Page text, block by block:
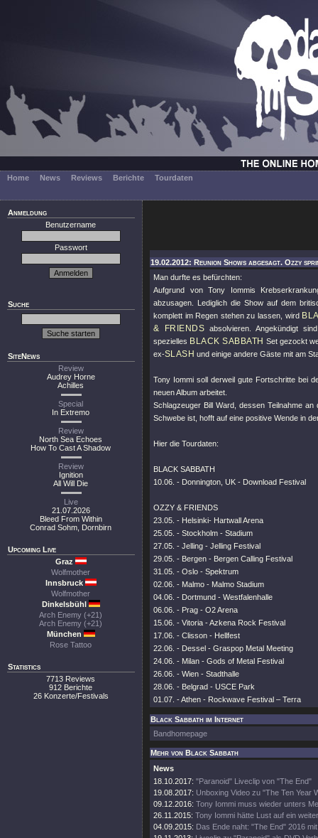
Home News Reviews Berichte Tourdaten
Anmeldung
Benutzername
Passwort
Suche
SiteNews
Review
Audrey Horne
Achilles
Special
In Extremo
Review
North Sea Echoes
How To Cast A Shadow
Review
Ignition
All Will Die
Live
21.07.2026
Bleed From Within
Conrad Sohm, Dornbirn
Upcoming Live
Graz
Wolfmother
Innsbruck
Wolfmother
Dinkelsbühl
Arch Enemy (+21)
Arch Enemy (+21)
München
Rose Tattoo
Statistics
7713 Reviews
912 Berichte
26 Konzerte/Festivals
19.02.2012: Reunion Shows abgesagt. Ozzy
Man durfte es befürchten:
Aufgrund von Tony Iommis
abzusagen. Lediglich die Show auf dem
komplett im Regen stehen zu lassen, wird
& FRIENDS absolvieren. Angekündigt
spezielles BLACK SABBATH Set gezockt
ex-SLASH und einige andere Gäste mit am
Tony Iommi soll derweil gute Fortschritte bei
neuen Album arbeitet.
Schlagzeuger Bill Ward, dessen Teilnahme
Schwebe ist, hofft auf eine positive Wende in
Hier die Tourdaten:
BLACK SABBATH
10.06. - Donnington, UK - Download Festival
OZZY & FRIENDS
23.05. - Helsinki- Hartwall Arena
25.05. - Stockholm - Stadium
27.05. - Jelling - Jelling Festival
29.05. - Bergen - Bergen Calling Festival
31.05. - Oslo - Spektrum
02.06. - Malmo - Malmo Stadium
04.06. - Dortmund - Westfalenhalle
06.06. - Prag - O2 Arena
15.06. - Vitoria - Azkena Rock Festival
17.06. - Clisson - Hellfest
22.06. - Dessel - Graspop Metal Meeting
24.06. - Milan - Gods of Metal Festival
26.06. - Wien - Stadthalle
28.06. - Belgrad - USCE Park
01.07. - Athen - Rockwave Festival – Terra
Black Sabbath im Internet
Bandhomepage
Mehr von Black Sabbath
News
18.10.2017: "Paranoid" Liveclip von "The End"
19.08.2017: Unboxing Video zu "The Ten Year
09.12.2016: Tony Iommi muss wieder unters
26.11.2015: Tony Iommi hätte Lust auf ein
04.09.2015: Das Ende naht: "The End" 2016